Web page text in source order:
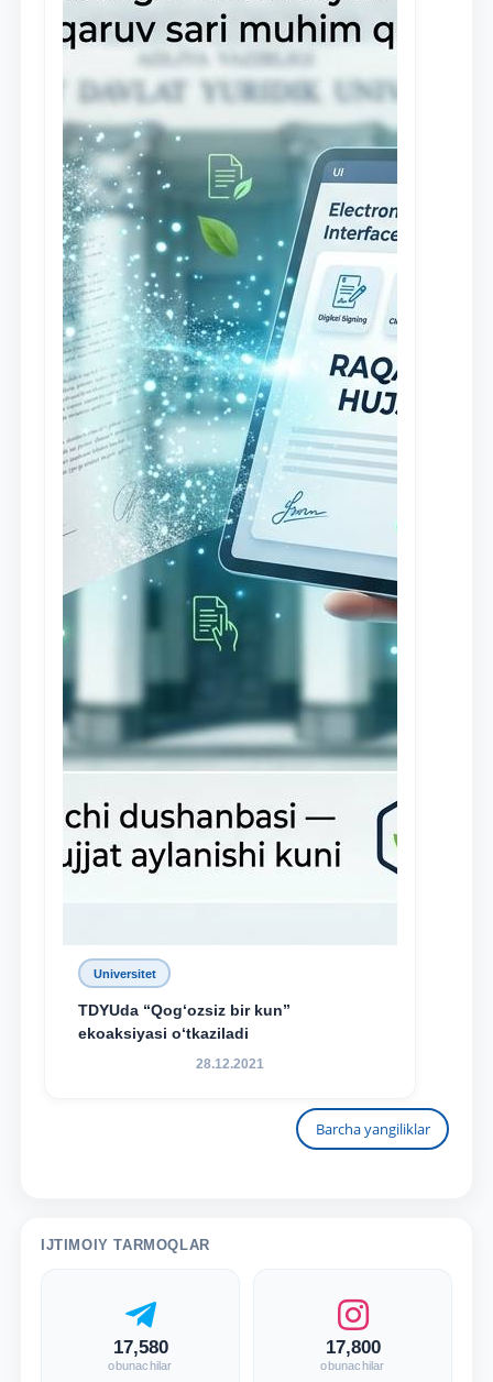
Universitet
TDYUda “Qog‘ozsiz bir kun”
ekoaksiyasi o‘tkaziladi
28.12.2021
Barcha yangiliklar
IJTIMOIY TARMOQLAR
17,580
obunachilar
17,800
obunachilar